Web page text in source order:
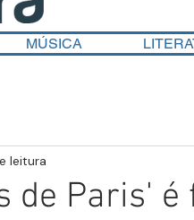
MÚSICA
de Paris' é
leitura